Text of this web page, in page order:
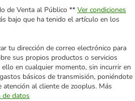
de Venta al Público ** Ver condiciones
bajo que ha tenido el artículo en los
tu dirección de correo electrónico para
sus propios productos o servicios
en cualquier momento, sin incurrir en
básicos de transmisión, poniéndote
al cliente de zooplus. Más
de datos